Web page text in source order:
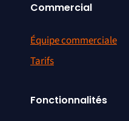
Commercial
Équipe commerciale
Tarifs
Fonctionnalités